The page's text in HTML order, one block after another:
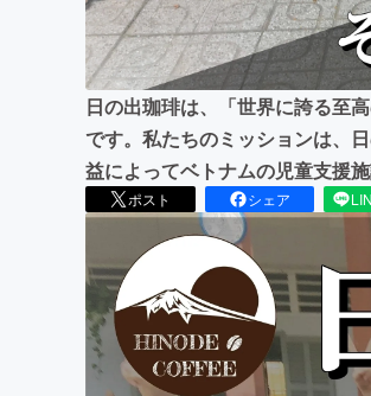
日の出珈琲は、「世界に誇る至
です。私たちのミッションは、
益によってベトナムの児童支援
ポスト シェア